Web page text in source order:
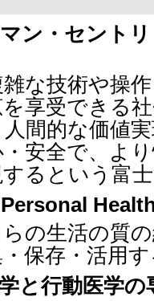
ン・セント
な技術や操
享受できる
間的な価値
安全で、よ
るという富
の生活の質
保存・活用
と行動医学の